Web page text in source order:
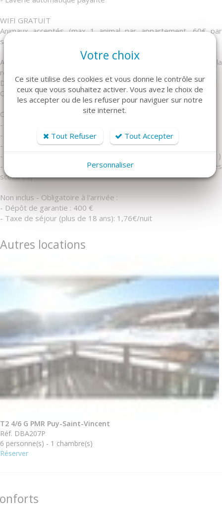
WIFI GRATUIT
Animaux acceptés (max 1 animal par appartement, 60€ par
séjour)
Arrivée le samedi de 16h00 à 19h00, réception sur place dans la
résidence
Départ avant 10h le matin
Court séjour et arrivée tardive, nous consulter
Options :
- Location Draps : 12 €/lit/séjour
- Location Serviettes : 10 €/pers/séjour (1 grande + 1 petite)
- Location Kit draps + serviette : 20 €/kit/séjour
- Kit bébé : 15 €/1 article, 5€ suivant (lit+ matelas/ chaise repas )
- Location parking couvert : 50 €/semaine (40 € hors vacances
scolaires)
Non inclus - Obligatoire à l'arrivée :
- Dépôt de garantie : 400 €
- Taxe de séjour (plus de 18 ans): 1,76€/nuit
Autres locations
T2 4/6 G PMR Puy-Saint-Vincent
Réf. DBA207P
6 personne(s) - 1 chambre(s)
Réserver
Votre choix
Ce site utilise des cookies et vous donne le contrôle sur
ceux que vous souhaitez activer. Vous avez le choix de
les accepter ou de les refuser pour naviguer sur notre
site internet.
Tout Refuser Tout Accepter
Personnaliser